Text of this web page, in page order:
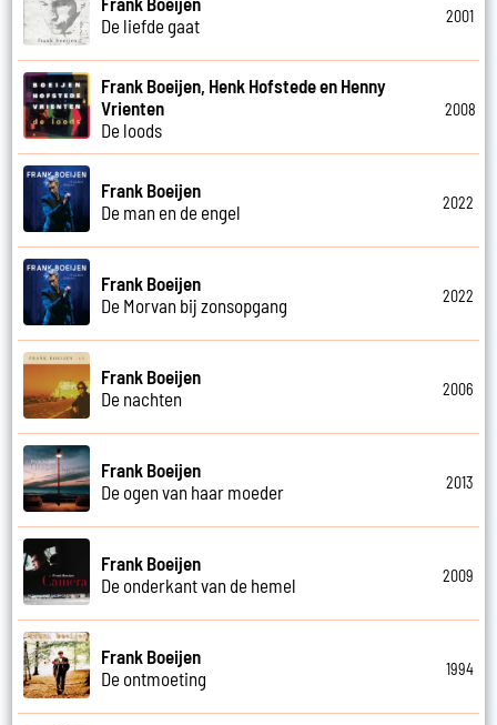
De liefde gaat
2001
Frank Boeijen, Henk Hofstede en Henny
Vrienten
De loods
2008
Frank Boeijen
De man en de engel
2022
Frank Boeijen
De Morvan bij zonsopgang
2022
Frank Boeijen
De nachten
2006
Frank Boeijen
De ogen van haar moeder
2013
Frank Boeijen
De onderkant van de hemel
2009
Frank Boeijen
De ontmoeting
1994